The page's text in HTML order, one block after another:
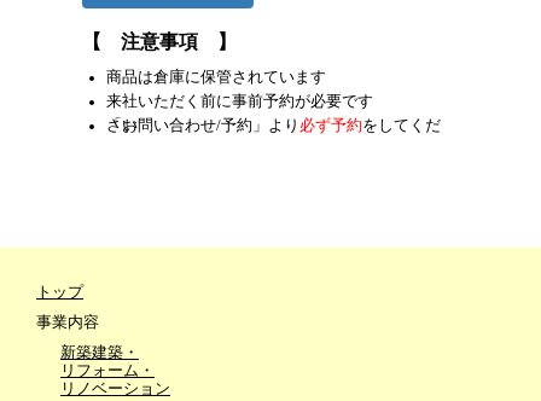
【 注意事項 】
商品は倉庫に保管されています
来社いただく前に事前予約が必要です
「お問い合わせ/予約」より必ず予約
をしてください
トップ
事業内容
新築建築・
リフォーム・
リノベーション